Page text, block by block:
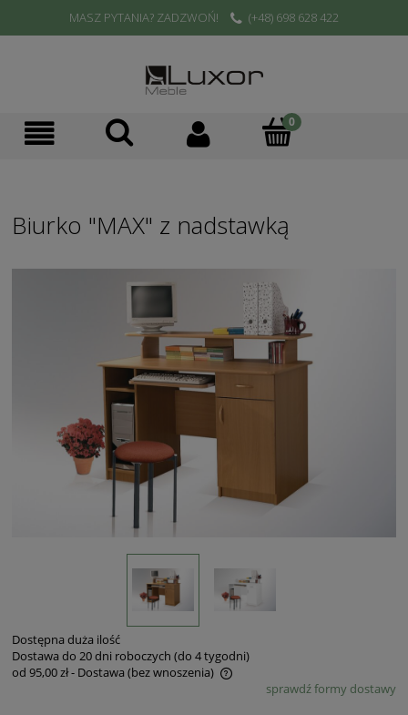
MASZ PYTANIA? ZADZWOŃ! (+48) 698 628 422
Biurko "MAX" z nadstawką
Dostępna duża ilość
Dostawa do 20 dni roboczych (do 4 tygodni)
od 95,00 zł- Dostawa (bez wnoszenia)
Cena nie zawiera ewentualnych kosztów płatnościsprawdź formy dostawy